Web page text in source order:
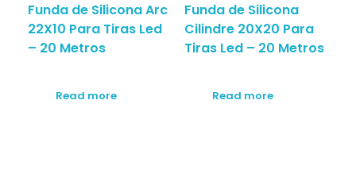
Funda de Silicona Arc
22X10 Para Tiras Led
– 20 Metros
Read more
Funda de Silicona
Cilindre 20X20 Para
Tiras Led – 20 Metros
Read more